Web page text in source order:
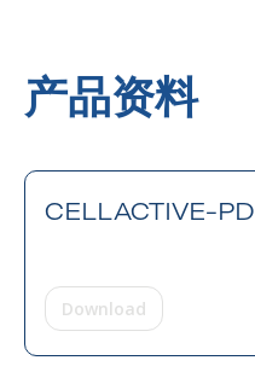
产品资料
CELLACTIVE-
Download